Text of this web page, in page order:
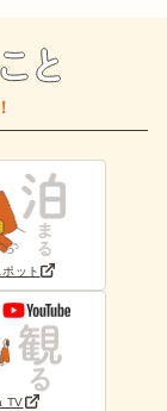
ット
TV